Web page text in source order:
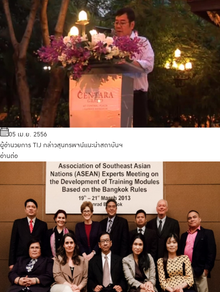
05 เม.ย. 2556
ผู้อำนวยการ TIJ กล่าวสุนทรพจน์แนะนำสถาบันฯ
อ่านต่อ